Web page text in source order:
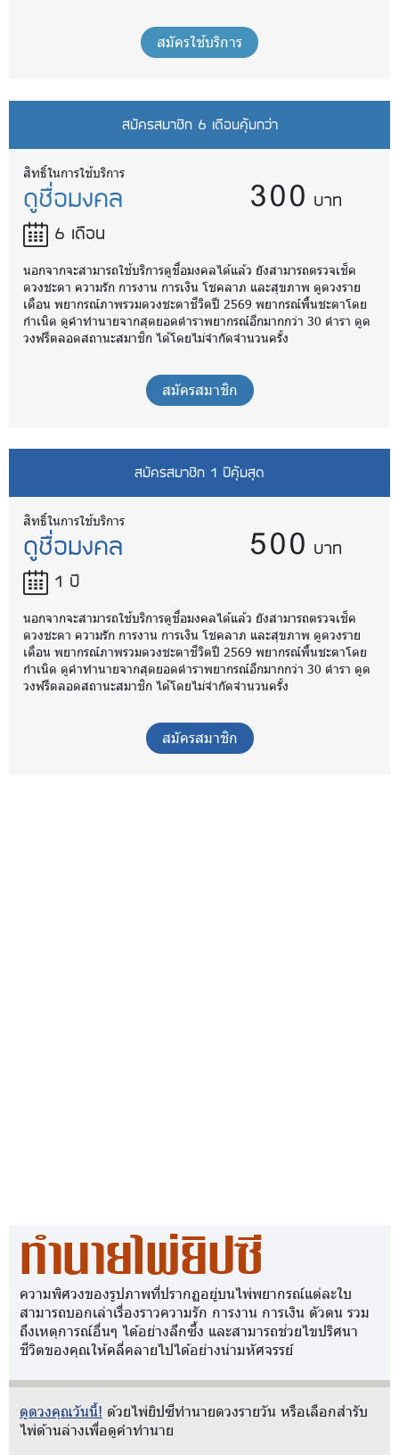
สมัครใช้บริการ
สมัครสมาชิก 6 เดือนคุ้มกว่า
สิทธิ์ในการใช้บริการ
ดูชื่อมงคล
6 เดือน
300 บาท
นอกจากจะสามารถใช้บริการดูชื่อมงคลได้แล้ว ยังสามารถตรวจเช็ค
ดวงชะตา ความรัก การงาน การเงิน โชคลาภ และสุขภาพ ดูดวงราย
เดือน พยากรณ์ภาพรวมดวงชะตาชีวิตปี 2569 พยากรณ์พื้นชะตาโดย
กำเนิด ดูคำทำนายจากสุดยอดตำราพยากรณ์อีกมากกว่า 30 ตำรา ดูด
วงฟรีตลอดสถานะสมาชิก ได้โดยไม่จำกัดจำนวนครั้ง
สมัครสมาชิก
สมัครสมาชิก 1 ปีคุ้มสุด
สิทธิ์ในการใช้บริการ
ดูชื่อมงคล
1 ปี
500 บาท
นอกจากจะสามารถใช้บริการดูชื่อมงคลได้แล้ว ยังสามารถตรวจเช็ค
ดวงชะตา ความรัก การงาน การเงิน โชคลาภ และสุขภาพ ดูดวงราย
เดือน พยากรณ์ภาพรวมดวงชะตาชีวิตปี 2569 พยากรณ์พื้นชะตาโดย
กำเนิด ดูคำทำนายจากสุดยอดตำราพยากรณ์อีกมากกว่า 30 ตำรา ดูด
วงฟรีตลอดสถานะสมาชิก ได้โดยไม่จำกัดจำนวนครั้ง
สมัครสมาชิก
ทำนายไพ่ยิปซี
ความพิศวงของรูปภาพที่ปรากฏอยู่บนไพ่พยากรณ์แต่ละใบ
สามารถบอกเล่าเรื่องราวความรัก การงาน การเงิน ตัวตน รวม
ถึงเหตุการณ์อื่นๆ ได้อย่างลึกซึ้ง และสามารถช่วยไขปริศนา
ชีวิตของคุณให้คลี่คลายไปได้อย่างน่ามหัศจรรย์
ดูดวงคุณวันนี้! ด้วยไพ่ยิปซีทำนายดวงรายวัน หรือเลือกสำรับ
ไพ่ด้านล่างเพื่อดูคำทำนาย